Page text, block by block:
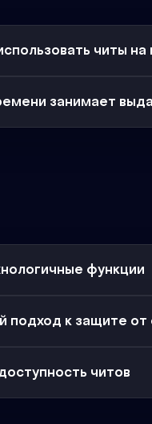
читы на
занимает
функции
подход к защите от
читов